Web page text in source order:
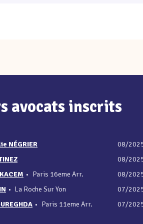
avocats inscrits
NÉGRIER
• Paris 16eme Arr.
• La Roche Sur Yon
• Paris 11eme Arr.
08/
08/
08/
07/
07/